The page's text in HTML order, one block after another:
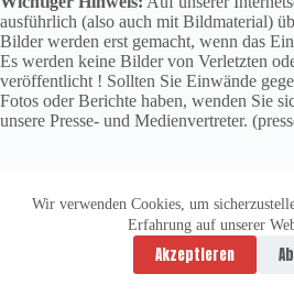
Wir verwenden Cookies, um
Erfahrung auf unserer
Akzeptieren
ausführlich (also auch mit Bildmaterial)
Bilder werden erst gemacht, wenn das
Es werden keine Bilder von Verletzten
veröffentlicht ! Sollten Sie Einwände
Fotos oder Berichte haben, wenden Sie
unsere Presse- und Medienvertreter.
Datenschutzerklärung
Copyright © 2026 -